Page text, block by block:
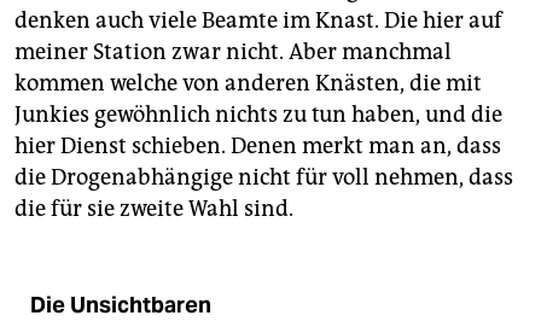
denken auch viele Beamte im Knast. Die hier auf
meiner Station zwar nicht. Aber manchmal
kommen welche von anderen Knästen, die mit
Junkies gewöhnlich nichts zu tun haben, und die
hier Dienst schieben. Denen merkt man an, dass
die Drogenabhängige nicht für voll nehmen, dass
die für sie zweite Wahl sind.
Die Unsichtbaren